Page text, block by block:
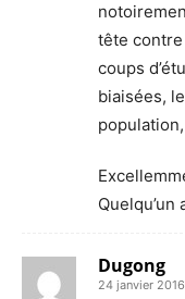
tête
coups
biaisées,
Quelqu’un
Dugong
24 janvier